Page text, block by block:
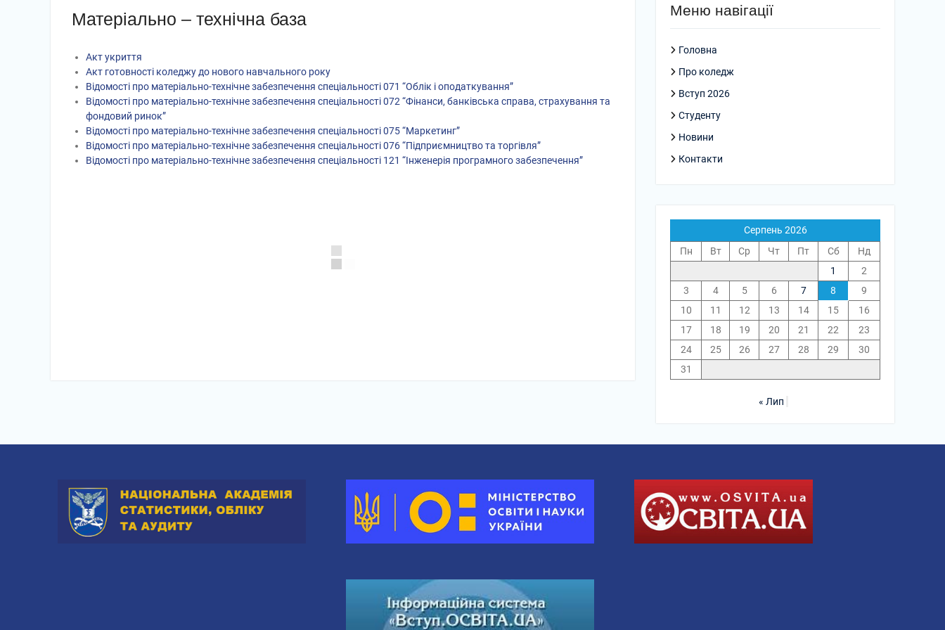
Матеріально – технічна база
Акт укриття
Акт готовності коледжу до нового навчального року
Відомості про матеріально-технічне забезпечення спеціальності 071 “Облік і оподаткування”
Відомості про матеріально-технічне забезпечення спеціальності 072 “Фінанси, банківська справа, страхування та
фондовий ринок”
Відомості про матеріально-технічне забезпечення спеціальності 075 “Маркетинг”
Відомості про матеріально-технічне забезпечення спеціальності 076 “Підприємництво та торгівля”
Відомості про матеріально-технічне забезпечення спеціальності 121 “Інженерія програмного забезпечення”
Меню навігації
Головна
Про коледж
Вступ 2026
Студенту
Новини
Контакти
Серпень 2026
Пн
Вт Ср Чт Пт Сб
Нд
1
2
3
4 5 6 7 8
9
10
11 12 13 14 15
16
17
18 19 20 21 22
23
24
25 26 27 28 29
30
31
« Лип